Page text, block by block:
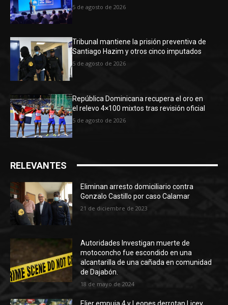
5 de agosto de 2026
Tribunal mantiene la prisión preventiva de
Santiago Hazim y otros cinco imputados
5 de agosto de 2026
República Dominicana recupera el oro en
el relevo 4×100 mixtos tras revisión oficial
5 de agosto de 2026
RELEVANTES
Eliminan arresto domiciliario contra
Gonzalo Castillo por caso Calamar
21 de diciembre de 2023
Autoridades Investigan muerte de
motoconcho fue escondido en una
alcantarilla de una cañada en comunidad
de Dajabón.
18 de mayo de 2024